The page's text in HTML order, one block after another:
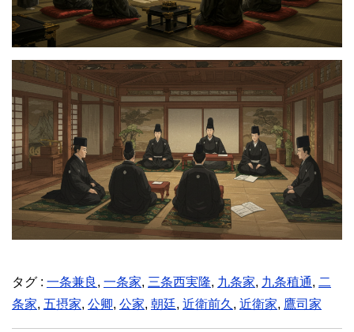
タグ : 一条兼良 , 一条家, 三条西実隆, 九条家, 九条稙通, 二
条家, 五摂家, 公卿, 公家, 朝廷, 近衛前久 , 近衛家, 鷹司家